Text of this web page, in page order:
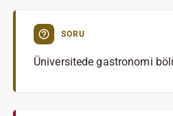
SORU
Üniversitede gastronomi